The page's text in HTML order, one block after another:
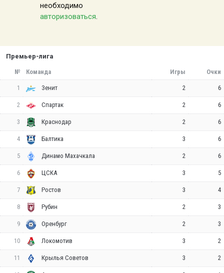
необходимо
авторизоваться.
Премьер-лига
№ Команда Игры Очки
1 Зенит 2 6
2 Спартак 2 6
3 Краснодар 2 6
4 Балтика 3 6
5 Динамо Махачкала 2 6
6 ЦСКА 3 5
7 Ростов 3 4
8 Рубин 2 3
9 Оренбург 2 3
10 Локомотив 3 2
11 Крылья Советов 3 2